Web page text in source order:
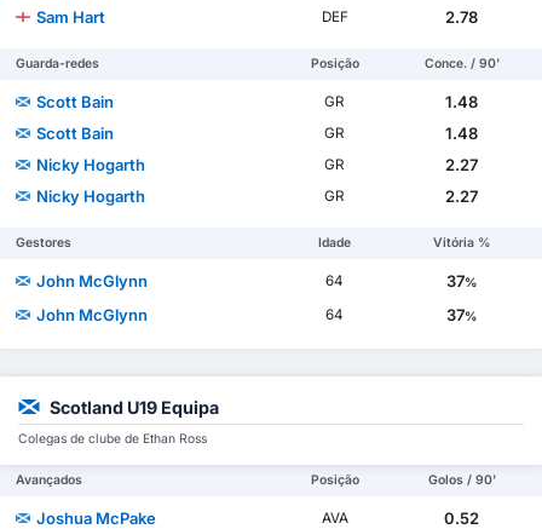
Sam Hart
DEF 2.78
Guarda-redes Posição Conce. / 90'
Scott Bain GR
1.48
Scott Bain
GR
1.48
Nicky Hogarth
GR
2.27
Nicky Hogarth
GR 2.27
Gestores Idade Vitória %
John McGlynn 64 37%
John McGlynn 64 37%
Scotland U19 Equipa
Colegas de clube de Ethan Ross
Avançados Posição Golos / 90'
Joshua McPake AVA
0.52